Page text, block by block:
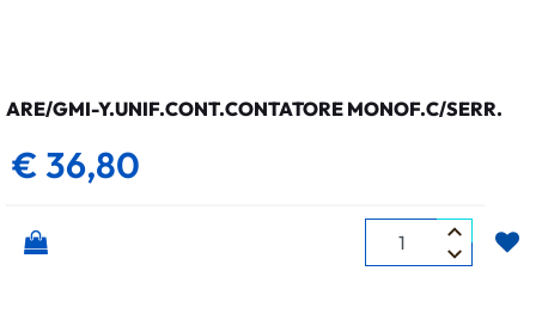
ARE/GMI-Y.UNIF.CONT.CONTATORE MONOF.C/SERR.
€ 36,80
Quantità